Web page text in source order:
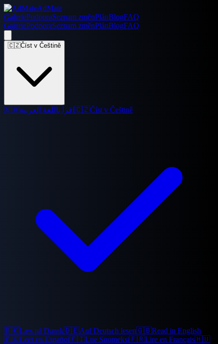
AdMate
GaleriePodporaSeznam změnPlánBlogFAQ
GaleriePodporaSeznam změnPlánBlogFAQ
🇨🇿Číst v Češtině
🇸🇦اقرأ باللغة العربية 🇨🇿Číst v Češtině
🇩🇰Læs på Dansk🇩🇪Auf Deutsch lesen🇬🇧Read in English
🇪🇸Leer en Español🇫🇮Lue Suomeksi🇫🇷Lire en Français🇭🇺